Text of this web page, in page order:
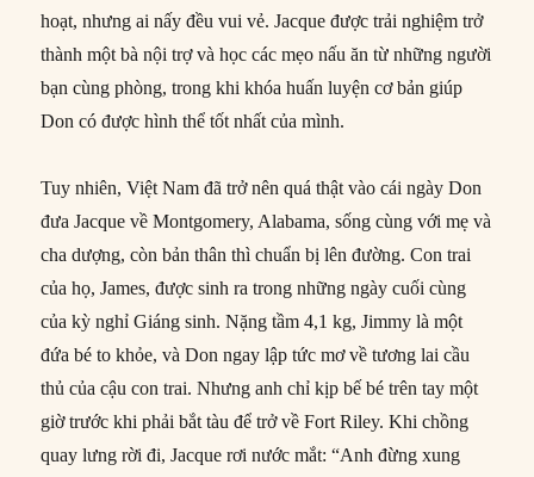
hoạt, nhưng ai nấy đều vui vẻ. Jacque được trải nghiệm trở
thành một bà nội trợ và học các mẹo nấu ăn từ những người
bạn cùng phòng, trong khi khóa huấn luyện cơ bản giúp
Don có được hình thể tốt nhất của mình.
Tuy nhiên, Việt Nam đã trở nên quá thật vào cái ngày Don
đưa Jacque về Montgomery, Alabama, sống cùng với mẹ và
cha dượng, còn bản thân thì chuẩn bị lên đường. Con trai
của họ, James, được sinh ra trong những ngày cuối cùng
của kỳ nghỉ Giáng sinh. Nặng tầm 4,1 kg, Jimmy là một
đứa bé to khỏe, và Don ngay lập tức mơ về tương lai cầu
thủ của cậu con trai. Nhưng anh chỉ kịp bế bé trên tay một
giờ trước khi phải bắt tàu để trở về Fort Riley. Khi chồng
quay lưng rời đi, Jacque rơi nước mắt: “Anh đừng xung